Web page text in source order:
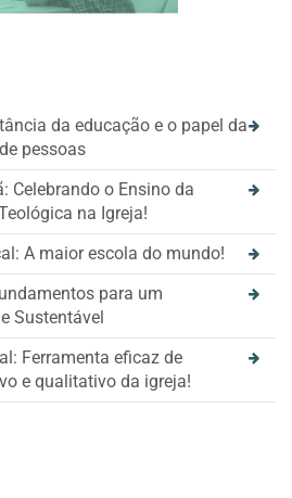
da educação e o papel da
pessoas
Celebrando o Ensino da
na Igreja!
A maior escola do mundo!
para um
Sustentável
Ferramenta eficaz de
e qualitativo da igreja!